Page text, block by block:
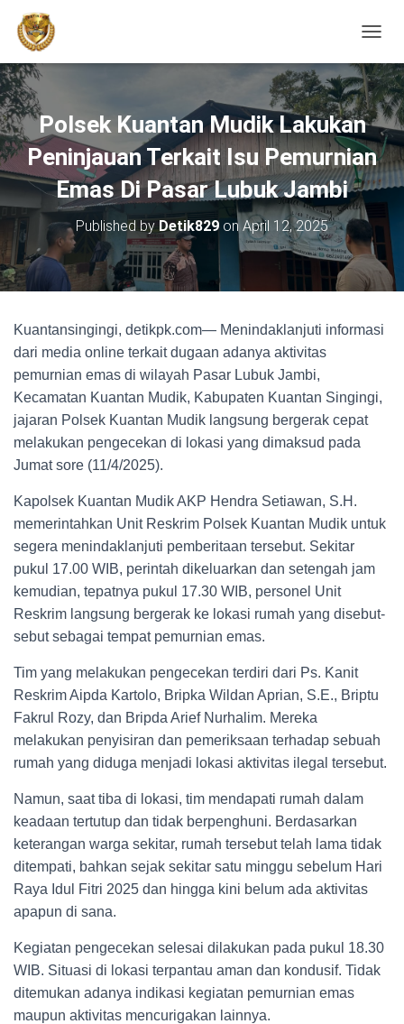
Polsek Kuantan Mudik Lakukan
Peninjauan Terkait Isu Pemurnian
Emas Di Pasar Lubuk Jambi
Published by Detik829 on April 12, 2025
Kuantansingingi, detikpk.com— Menindaklanjuti informasi
dari media online terkait dugaan adanya aktivitas
pemurnian emas di wilayah Pasar Lubuk Jambi,
Kecamatan Kuantan Mudik, Kabupaten Kuantan Singingi,
jajaran Polsek Kuantan Mudik langsung bergerak cepat
melakukan pengecekan di lokasi yang dimaksud pada
Jumat sore (11/4/2025).
Kapolsek Kuantan Mudik AKP Hendra Setiawan, S.H.
memerintahkan Unit Reskrim Polsek Kuantan Mudik untuk
segera menindaklanjuti pemberitaan tersebut. Sekitar
pukul 17.00 WIB, perintah dikeluarkan dan setengah jam
kemudian, tepatnya pukul 17.30 WIB, personel Unit
Reskrim langsung bergerak ke lokasi rumah yang disebut-
sebut sebagai tempat pemurnian emas.
Tim yang melakukan pengecekan terdiri dari Ps. Kanit
Reskrim Aipda Kartolo, Bripka Wildan Aprian, S.E., Briptu
Fakrul Rozy, dan Bripda Arief Nurhalim. Mereka
melakukan penyisiran dan pemeriksaan terhadap sebuah
rumah yang diduga menjadi lokasi aktivitas ilegal tersebut.
Namun, saat tiba di lokasi, tim mendapati rumah dalam
keadaan tertutup dan tidak berpenghuni. Berdasarkan
keterangan warga sekitar, rumah tersebut telah lama tidak
ditempati, bahkan sejak sekitar satu minggu sebelum Hari
Raya Idul Fitri 2025 dan hingga kini belum ada aktivitas
apapun di sana.
Kegiatan pengecekan selesai dilakukan pada pukul 18.30
WIB. Situasi di lokasi terpantau aman dan kondusif. Tidak
ditemukan adanya indikasi kegiatan pemurnian emas
maupun aktivitas mencurigakan lainnya.